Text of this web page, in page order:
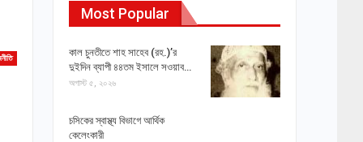
Most Popular
কাল চুনতীতে শাহ সাহেব (রহ.)’র
দুইদিন ব্যাপী ৪৪তম ইসালে সওয়াব…
অগাস্ট ৫, ২০২৬
চসিকের স্বাস্থ্য বিভাগে আর্থিক
কেলেংকারী